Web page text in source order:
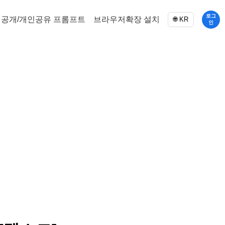
공개/개인공유 프롬프트 브라우저확장 설치 🌐 KR
로그
인